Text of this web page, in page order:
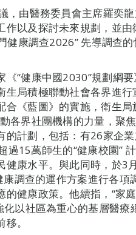
，由醫務委員會主席羅奕
以及探討未來規劃，並
健康調查2026” 先導調查
“健康中國2030”規劃綱
生局積極聯動社會各界進
《藍圖》的實施，衛生局
各界社團機構的力量，聚
計劃，包括：有26家企
過15萬師生的“健康校園”
康水平。與此同時，於3
調查的運作方案進行各項
健康政策。他續指，“家
以社區為重心的基層醫療
。